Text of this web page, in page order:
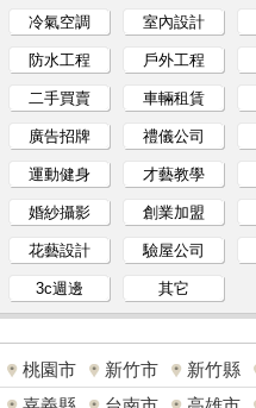
冷氣空調 室內設計
防水工程 戶外工程
二手買賣 車輛租賃
廣告招牌 禮儀公司
運動健身 才藝教學
婚紗攝影 創業加盟
花藝設計 驗屋公司
3c週邊 其它
桃園市 新竹市 新竹縣